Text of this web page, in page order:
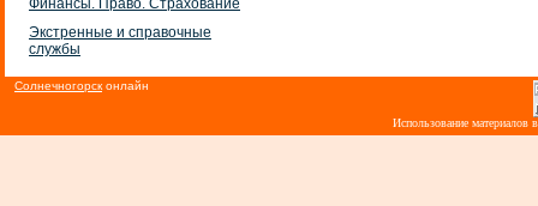
Финансы. Право. Страхование
Экстренные и справочные
службы
Солнечногорск онлайн
Использование материалов